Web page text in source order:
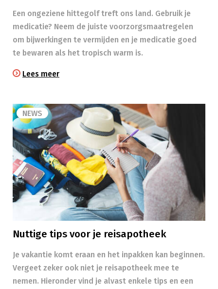
Een ongeziene hittegolf treft ons land. Gebruik je
medicatie? Neem de juiste voorzorgsmaatregelen
om bijwerkingen te vermijden en je medicatie goed
te bewaren als het tropisch warm is.
Lees meer
NEWS
Nuttige tips voor je reisapotheek
Je vakantie komt eraan en het inpakken kan beginnen.
Vergeet zeker ook niet je reisapotheek mee te
nemen. Hieronder vind je alvast enkele tips en een